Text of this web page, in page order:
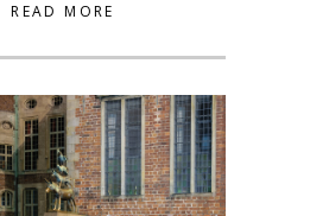
READ MORE